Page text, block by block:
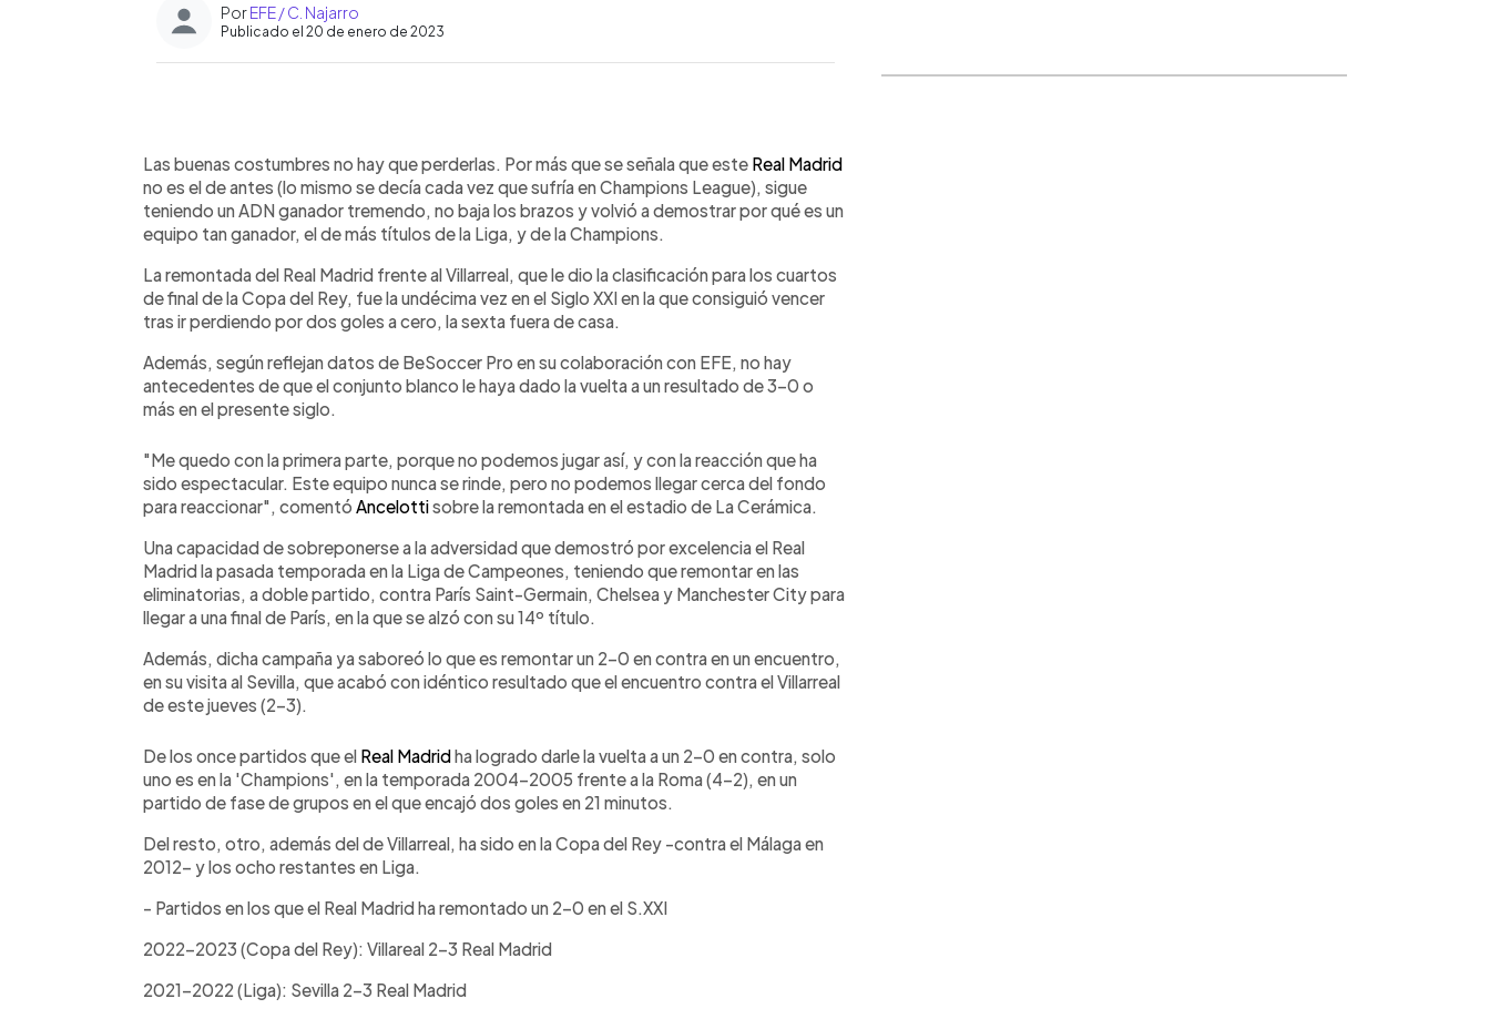
PorEFE / C. Najarro
Publicado el 20 de enero de 2023
Escuchar artículo
Las buenas costumbres no hay que perderlas. Por más que se señala que este Real Madrid
no es el de antes (lo mismo se decía cada vez que sufría en Champions League), sigue
teniendo un ADN ganador tremendo, no baja los brazos y volvió a demostrar por qué es un
equipo tan ganador, el de más títulos de la Liga, y de la Champions.
La remontada del Real Madrid frente al Villarreal, que le dio la clasificación para los cuartos
de final de la Copa del Rey, fue la undécima vez en el Siglo XXI en la que consiguió vencer
tras ir perdiendo por dos goles a cero, la sexta fuera de casa.
Además, según reflejan datos de BeSoccer Pro en su colaboración con EFE, no hay
antecedentes de que el conjunto blanco le haya dado la vuelta a un resultado de 3-0 o
más en el presente siglo.
"Me quedo con la primera parte, porque no podemos jugar así, y con la reacción que ha
sido espectacular. Este equipo nunca se rinde, pero no podemos llegar cerca del fondo
para reaccionar", comentó Ancelottisobre la remontada en el estadio de La Cerámica.
Una capacidad de sobreponerse a la adversidad que demostró por excelencia el Real
Madrid la pasada temporada en la Liga de Campeones, teniendo que remontar en las
eliminatorias, a doble partido, contra París Saint-Germain, Chelsea y Manchester City para
llegar a una final de París, en la que se alzó con su 14º título.
Además, dicha campaña ya saboreó lo que es remontar un 2-0 en contra en un encuentro,
en su visita al Sevilla, que acabó con idéntico resultado que el encuentro contra el Villarreal
de este jueves (2-3).
De los once partidos que el Real Madridha logrado darle la vuelta a un 2-0 en contra, solo
uno es en la 'Champions', en la temporada 2004-2005 frente a la Roma (4-2), en un
partido de fase de grupos en el que encajó dos goles en 21 minutos.
Del resto, otro, además del de Villarreal, ha sido en la Copa del Rey -contra el Málaga en
2012- y los ocho restantes en Liga.
- Partidos en los que el Real Madrid ha remontado un 2-0 en el S.XXI
2022-2023 (Copa del Rey): Villareal 2-3 Real Madrid
2021-2022 (Liga): Sevilla 2-3 Real Madrid